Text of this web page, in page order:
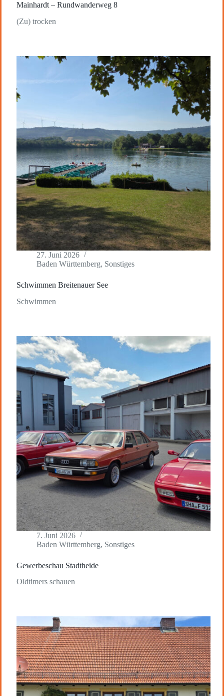
Mainhardt – Rundwanderweg 8
(Zu) trocken
27. Juni 2026
Baden Württemberg, Sonstiges
Schwimmen Breitenauer See
Schwimmen
7. Juni 2026
Baden Württemberg, Sonstiges
Gewerbeschau Stadtheide
Oldtimers schauen